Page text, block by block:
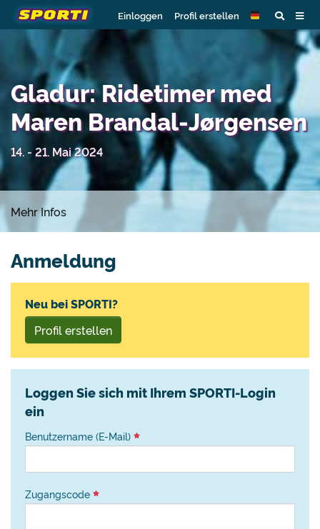
Einloggen Profil erstellen
Gladur: Ridetimer med
Maren Brandal-Jørgensen
14. - 21. Mai 2024
Mehr Infos
Anmeldung
Neu bei SPORTI?
Profil erstellen
Loggen Sie sich mit Ihrem SPORTI-Login
ein
Benutzername (E-Mail)
Zugangscode